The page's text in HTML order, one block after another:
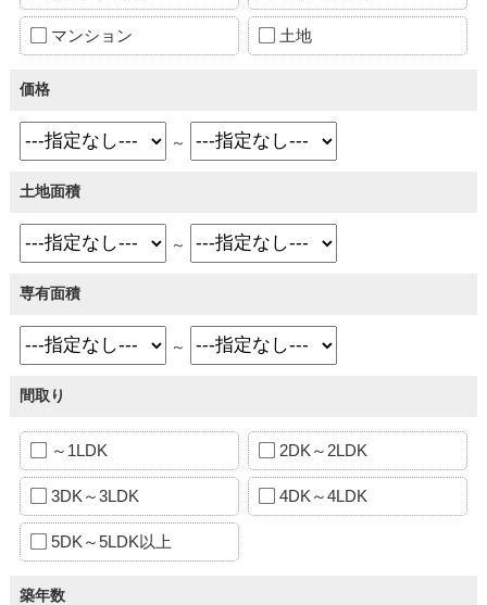
マンション 土地
価格
～
土地面積
～
専有面積
～
間取り
～1LDK 2DK～2LDK
3DK～3LDK 4DK～4LDK
5DK～5LDK以上
築年数